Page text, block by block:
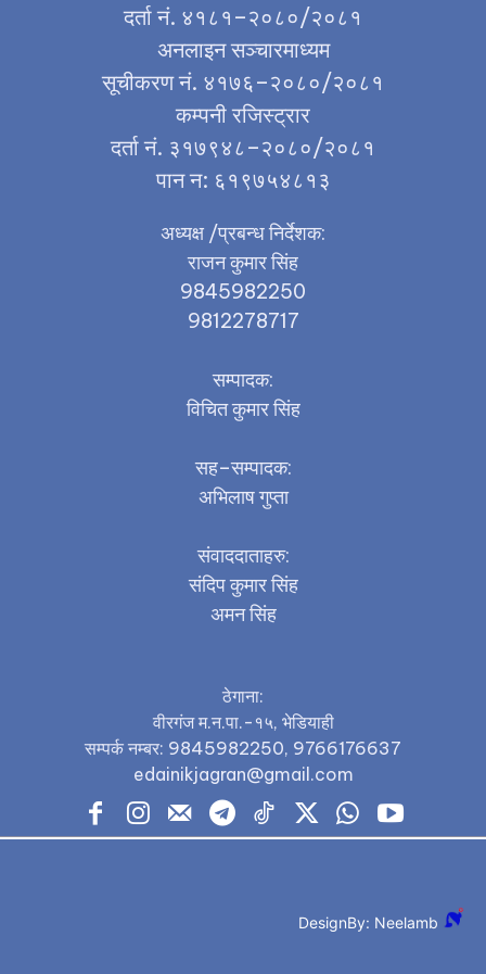
दर्ता नं. ४१८१–२०८०/२०८१
अनलाइन सञ्चारमाध्यम
सूचीकरण नं. ४१७६–२०८०/२०८१
कम्पनी रजिस्ट्रार
दर्ता नं. ३१७९४८–२०८०/२०८१
पान न: ६१९७५४८१३
अध्यक्ष /प्रबन्ध निर्देशक:
राजन कुमार सिंह
9845982250
9812278717
सम्पादक:
विचित कुमार सिंह
सह–सम्पादक:
अभिलाष गुप्ता
संवाददाताहरु:
संदिप कुमार सिंह
अमन सिंह
ठेगाना:
वीरगंज म.न.पा.-१५, भेडियाही
सम्पर्क नम्बर: 9845982250, 9766176637
edainikjagran@gmail.com
DesignBy: Neelamb